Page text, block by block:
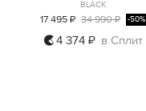
BLACK
17 495 ₽ 34 990 ₽ -50%
4 374 ₽ в Сплит